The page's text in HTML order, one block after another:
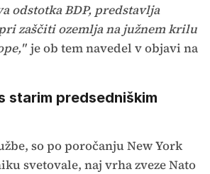
odstotka BDP, predstavlja
zaščiti ozemlja na južnem krilu
je ob tem navedel v objavi na
starim predsedniškim
so po poročanju New York
svetovale, naj vrha zveze Nato